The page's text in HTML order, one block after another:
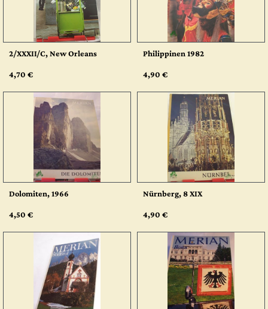
2/XXXII/C, New Orleans
4,70 €
Philippinen 1982
4,90 €
Dolomiten, 1966
4,50 €
Nürnberg, 8 XIX
4,90 €